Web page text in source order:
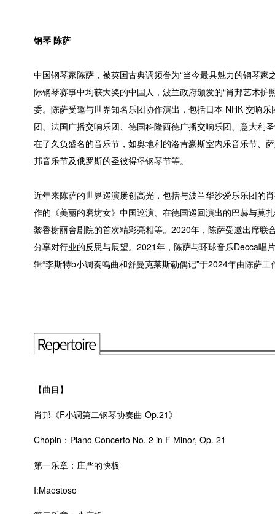
钢琴 陈萨
中国钢琴家陈萨，被英国古典调频誉为“当今最具魅力的钢琴
际钢琴赛事中均获大奖的中国人，波兰政府颁发的“肖邦艺术
委。陈萨受邀与世界知名乐团协作演出，包括日本 NHK 交响
团、法国广播交响乐团、德国科隆西德广播交响乐团、意大利
在了久负盛名的音乐节，如奥地利的洛肯豪斯室内乐音乐节、
邦音乐节及俄罗斯的圣彼得堡钢琴节等。
近年来陈萨的世界巡演屡创高光，包括与波兰华沙爱乐乐团的
作的《美丽的磨坊女》中国巡演、在德国巡回演出的巴赫与莫
黎香榭丽舍剧院的首次精彩亮相等。2020年，陈萨受邀出席联
分享对行业的反思与展望。2021年，陈萨与环球音乐Decca唱
辑“李斯特b小调奏鸣曲和舒曼克莱斯勒偶记”于2024年由陈萨
【曲目】
肖邦《F小调第二钢琴协奏曲 Op.21》
Chopin：Piano Concerto No. 2 in F Minor, Op. 21
第一乐章：庄严的快板
I:Maestoso